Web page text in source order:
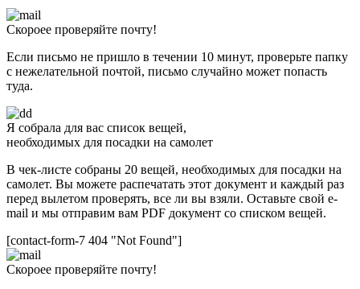
Скороее проверяйте почту!
Если письмо не пришло в течении 10 минут, проверьте папку
с нежелательной почтой, письмо случайно может попасть
туда.
Я собрала для вас список вещей,
необходимых для посадки на самолет
В чек-листе собраны 20 вещей, необходимых для посадки на
самолет. Вы можете распечатать этот документ и каждый раз
перед вылетом проверять, все ли вы взяли. Оставьте свой e-
mail и мы отправим вам PDF документ со списком вещей.
[contact-form-7 404 "Not Found"]
Скороее проверяйте почту!